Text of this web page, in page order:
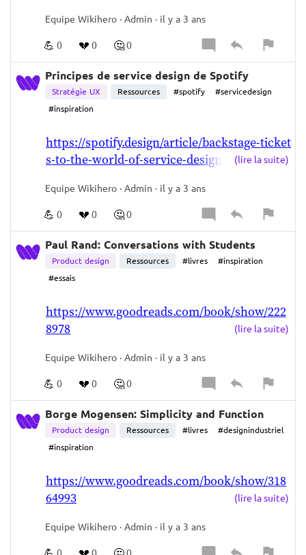
PLE, PROMETHEUS.
FICTION, OÙ IL Y A DES MONSTRES, OÙ IL Y A
UN MONDE IMAGINAIRE OÙ IL Y A DES
MONSTRES, MATE PAINTING, OÙ IL Y A DES
CRÉATIFS QUI VIENNENT FABRIQUER LES
POUR QUI ILS DESIGNENT
DANS QUEL MONDE
QUELLE CULTURE.
D’ENTRAINEMENT, PARCE QUE TU N’ES PAS
EN TRAIN DE PARLER D'UNE APPLICATION
POUR RÉSERVER UN AVION.
ÇA VA BEAUCOUP PLUS MOBILISER DES
CAPACITÉS D'IMAGINATION, DE VISUALISATION
INTÉRIEURE, ET C'EST ÇA QUI EST TRÈS, TRÈS
POUVOIR DIRE :
«ÉCOUTES, C'EST PAS UN BARBA PAPA QU’ON
POKÉMON. “
SI TU AS LES DEUX RÉFÉRENCES, TU
COMPRENDS QU’IL Y EN A UN QUI EST
POLYMORPHE, ET L'AUTRE QUI PEUT ÊTRE
PERMUTABLE, ET TU AS BESOIN D’ALLER
CHERCHER
PARCE QUE LE CERVEAU HUMAIN
FONCTIONNE COMME ÇA.
APRÈS, C’EST LA CAPACITÉ À COMPRENDRE
QUE PLUS TU VAS TE CONFRONTER AU
Equipe Wikihero · Admin · il y a 3 ans
💪 0 💔 0 🤔0
Principes de service design de Spotify
Stratégie UX Ressources #spotify
#servicedesign
#inspiration
https://spotify.design/article/backstage-ticket
s-to-the-world-of-service-design-at-spotify
(lire la suite)
Equipe Wikihero · Admin · il y a 3 ans
💪 0 💔 0 🤔0
Paul Rand: Conversations with Students
Product design Ressources #livres
#inspiration
#essais
https://www.goodreads.com/book/show/222
8978
(lire la suite)
Equipe Wikihero · Admin · il y a 3 ans
💪 0 💔 0 🤔0
Borge Mogensen: Simplicity and Function
Product design Ressources #livres
#designindustriel
#inspiration
https://www.goodreads.com/book/show/318
64993
(lire la suite)
Equipe Wikihero · Admin · il y a 3 ans